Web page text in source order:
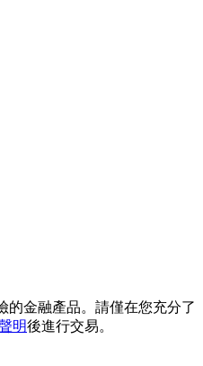
的金融產品。請僅在您充分了
明後進行交易。